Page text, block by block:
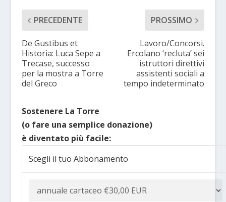
PRECEDENTE
De Gustibus et
Historia: Luca Sepe a
Trecase, successo
per la mostra a Torre
del Greco
PROSSIMO
Lavoro/Concorsi.
Ercolano ‘recluta’ sei
istruttori direttivi
assistenti sociali a
tempo indeterminato
Sostenere La Torre
(o fare una semplice donazione)
è diventato più facile:
Scegli il tuo Abbonamento